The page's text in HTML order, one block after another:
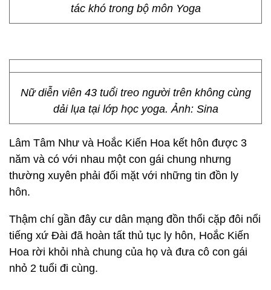
tác khó trong bộ môn Yoga
Nữ diễn viên 43 tuổi treo người trên không cùng
dải lụa tại lớp học yoga. Ảnh: Sina
Lâm Tâm Như và Hoắc Kiến Hoa kết hôn được 3
năm và có với nhau một con gái chung nhưng
thường xuyên phải đối mặt với những tin đồn ly
hôn.
Thậm chí gần đây cư dân mạng đồn thổi cặp đôi nổi
tiếng xứ Đài đã hoàn tất thủ tục ly hôn, Hoắc Kiến
Hoa rời khỏi nhà chung của họ và đưa cô con gái
nhỏ 2 tuổi đi cùng.